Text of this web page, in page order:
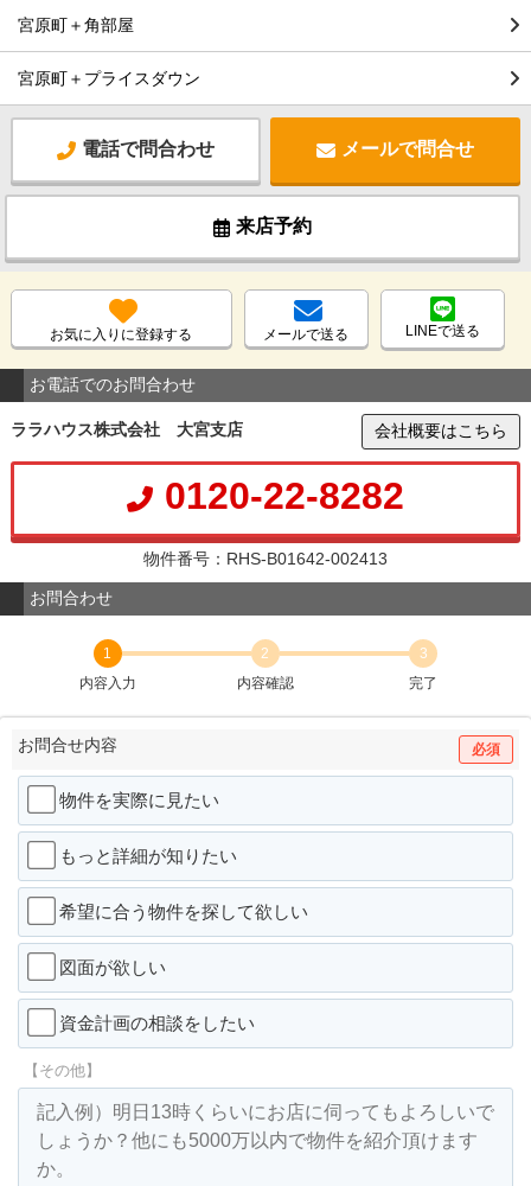
宮原町＋角部屋
宮原町＋プライスダウン
電話で問合わせ メールで問合せ
来店予約
お気に入りに登録する メールで送る LINEで送る
お電話でのお問合わせ
ララハウス株式会社 大宮支店 会社概要はこちら
0120-22-8282
物件番号：RHS-B01642-002413
お問合わせ
1
内容入力
2
内容確認
3
完了
お問合せ内容 必須
物件を実際に見たい
もっと詳細が知りたい
希望に合う物件を探して欲しい
図面が欲しい
資金計画の相談をしたい
【その他】